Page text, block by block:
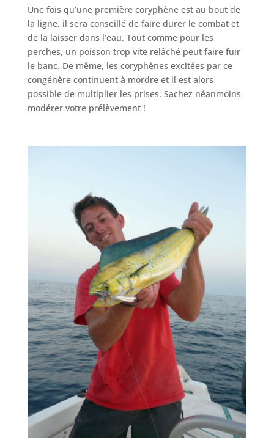
Une fois qu’une première coryphène est au bout de
la ligne, il sera conseillé de faire durer le combat et
de la laisser dans l’eau. Tout comme pour les
perches, un poisson trop vite relâché peut faire fuir
le banc. De même, les coryphènes excitées par ce
congénère continuent à mordre et il est alors
possible de multiplier les prises. Sachez néanmoins
modérer votre prélèvement !